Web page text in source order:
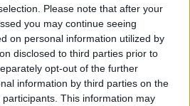
Please note that after your
you may continue seeing
on personal information utilized by
disclosed to third parties prior to
opt-out of the further
information by third parties on the
participants. This information may